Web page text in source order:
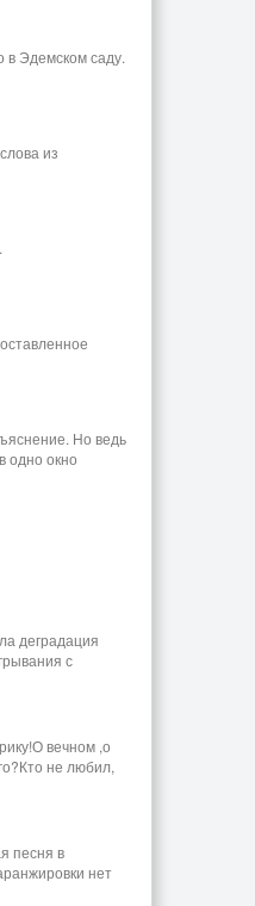
в Эдемском саду.
из
Но ведь
одно окно
деградация
с
вечном ,о
не любил,
песня в
нет